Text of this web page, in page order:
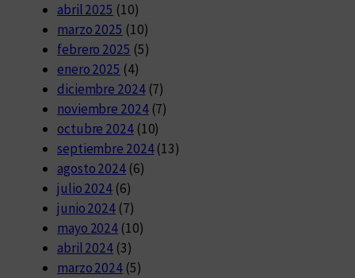
abril 2025 (10)
marzo 2025 (10)
febrero 2025 (5)
enero 2025 (4)
diciembre 2024(7)
noviembre 2024(7)
octubre 2024(10)
septiembre 2024(13)
agosto 2024(6)
julio 2024 (6)
junio 2024 (7)
mayo 2024 (10)
abril 2024 (3)
marzo 2024 (5)